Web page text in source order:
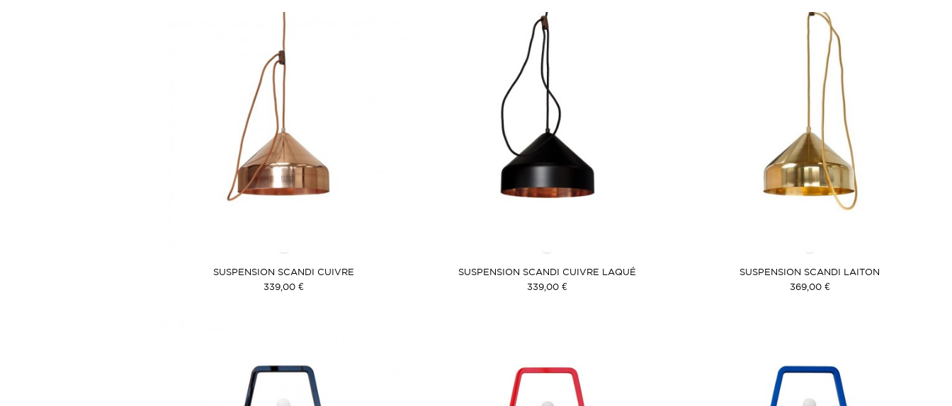
SUSPENSION SCANDI CUIVRE
339,00 €
SUSPENSION SCANDI CUIVRE LAQUÉ
339,00 €
SUSPENSION SCANDI LAITON
369,00 €